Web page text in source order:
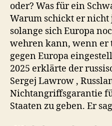
oder? Was für ein
Warum schickt er nicht
solange sich Europa
wehren kann, wenn er
gegen Europa
2025 erklärte der
Sergej Lawrow ,
Nichtangriffsgarantie
Staaten zu geben. Er